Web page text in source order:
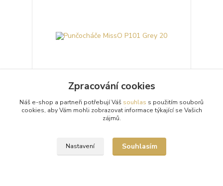
Punčocháče MissO P101 Grey 20
rozkroku (Open Crotch) a lesklým vzhledem.
Zpracování cookies
Náš e-shop a partneři potřebují Váš souhlas s použitím souborů
cookies, aby Vám mohli zobrazovat informace týkající se Vašich
zájmů.
Nastavení Souhlasím